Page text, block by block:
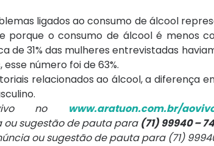
ligados ao consumo de álcool
o consumo de álcool é menos
de 31% das mulheres entrevistadas
número foi de 63%.
relacionados ao álcool, a diferença
vivo no
www.aratuon.com.br/
ou sugestão de pauta para (71) 99940 –
ou sugestão de pauta para (71)